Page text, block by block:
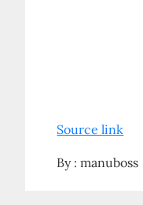
Source link
By :manuboss